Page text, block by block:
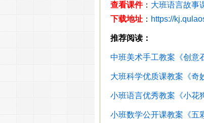
查看课件： 大班语言故事
下载地址 ： https://
推荐阅读：
中班美术手工教案《创意
大班科学优质课教案《奇
小班语言优秀教案《小花
小班数学公开课教案《五